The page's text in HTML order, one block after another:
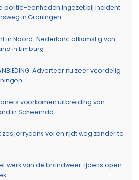
politie-eenheden ingezet bij incident
in Groningen
in Noord-Nederland afkomstig van
in Limburg
Adverteer nu zeer voordelig
voorkomen uitbreiding van
in Scheemda
zes jerrycans vol en rijdt weg zonder te
werk van de brandweer tijdens open